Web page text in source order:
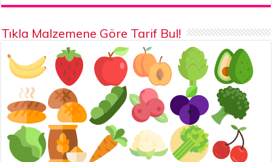
Tıkla Malzemene Göre Tarif Bul!